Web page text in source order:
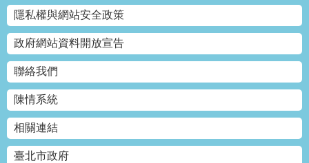
隱私權與網站安全政策
政府網站資料開放宣告
聯絡我們
陳情系統
相關連結
臺北市政府